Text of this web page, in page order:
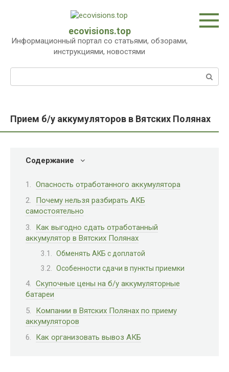
ecovisions.top
Информационный портал со статьями, обзорами,
инструкциями, новостями
Прием б/у аккумуляторов в Вятских Полянах
Содержание
Опасность отработанного аккумулятора
Почему нельзя разбирать АКБ
самостоятельно
Как выгодно сдать отработанный
аккумулятор в Вятских Полянах
Обменять АКБ с доплатой
Особенности сдачи в пункты приемки
Скупочные цены на б/у аккумуляторные
батареи
Компании в Вятских Полянах по приему
аккумуляторов
Как организовать вывоз АКБ